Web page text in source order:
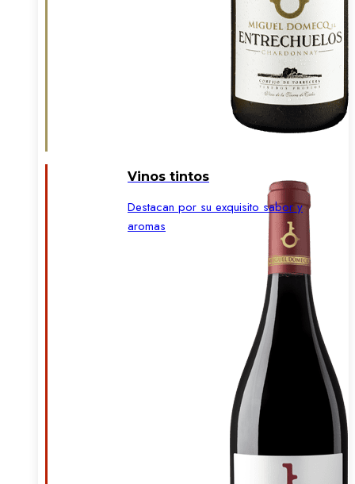
Vinos tintos
Destacan por su exquisito sabor y
aromas